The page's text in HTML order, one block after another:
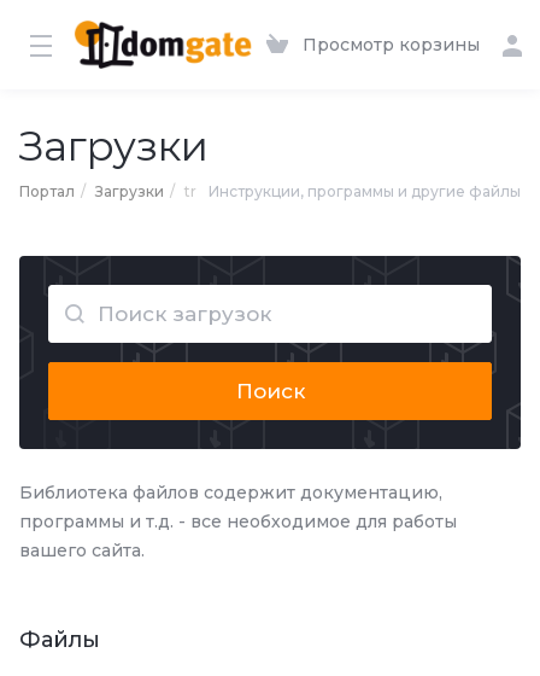
Просмотр корзины
Загрузки
Портал Загрузки tr Инструкции, программы и другие файлы
Поиск
Библиотека файлов содержит документацию,
программы и т.д. - все необходимое для работы
вашего сайта.
Файлы